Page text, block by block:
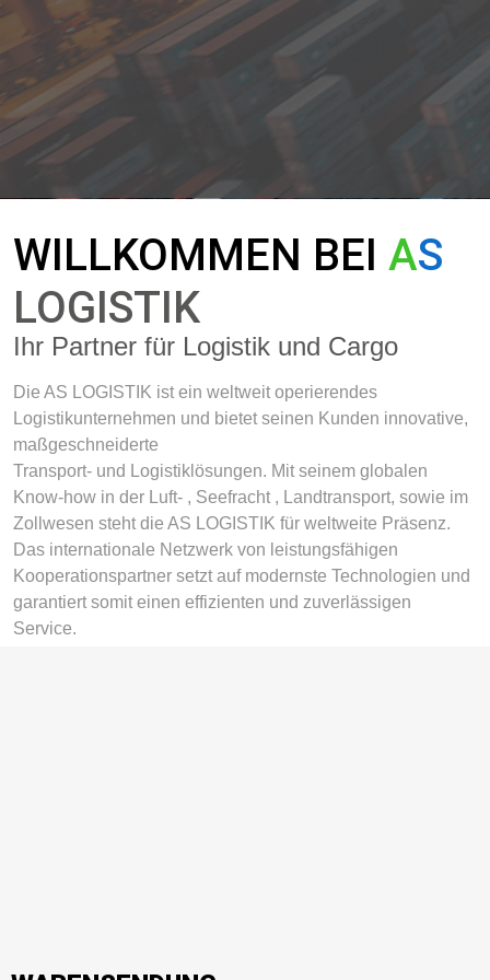
WILLKOMMEN BEI AS
LOGISTIK
Ihr Partner für Logistik und Cargo
Die AS LOGISTIK ist ein weltweit operierendes
Logistikunternehmen und bietet seinen Kunden innovative,
maßgeschneiderte
Transport- und Logistiklösungen. Mit seinem globalen
Know-how in der Luft- , Seefracht , Landtransport, sowie im
Zollwesen steht die AS LOGISTIK für weltweite Präsenz.
Das internationale Netzwerk von leistungsfähigen
Kooperationspartner setzt auf modernste Technologien und
garantiert somit einen effizienten und zuverlässigen
Service.